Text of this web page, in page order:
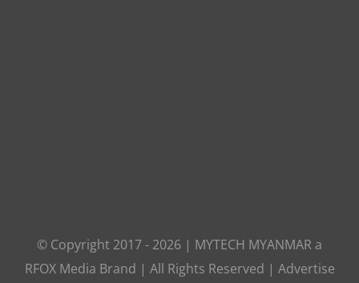
© Copyright 2017 - 2026 | MYTECH MYANMAR a
RFOX Media Brand | All Rights Reserved | Advertise